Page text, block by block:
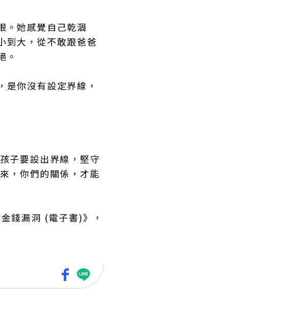
。她感覺自己乾涸
到大，從不敢跟爸爸
。
你沒有設定界線，
子要設出界線，堅守
，你們的關係，才能
錢漏洞 (電子書)》，